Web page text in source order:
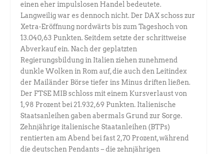
einen eher impulslosen Handel bedeutete.
Langweilig war es dennoch nicht. Der DAX schoss zur
Xetra-Eröffnung nordwärts bis zum Tageshoch von
13.040,63 Punkten. Seitdem setzte der schrittweise
Abverkauf ein. Nach der geplatzten
Regierungsbildung in Italien ziehen zunehmend
dunkle Wolken in Rom auf, die auch den Leitindex
der Mailänder Börse tiefer ins Minus driften ließen.
Der FTSE MIB schloss mit einem Kursverlaust von
1,98 Prozent bei 21.932,69 Punkten. Italienische
Staatsanleihen gaben abermals Grund zur Sorge.
Zehnjährige italienische Staatanleihen (BTPs)
rentierten am Abend bei fast 2,70 Prozent, während
die deutschen Pendants – die zehnjährigen